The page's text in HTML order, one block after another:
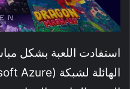
استفادت اللعبة بشكل